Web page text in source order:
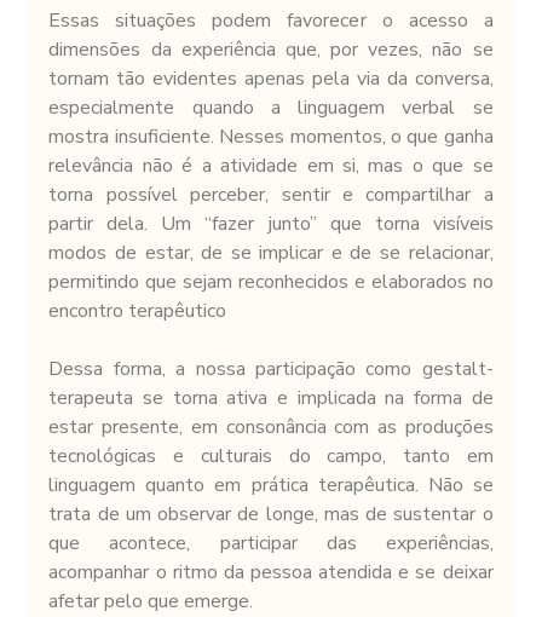
Essas situações podem favorecer o acesso a
dimensões da experiência que, por vezes, não se
tornam tão evidentes apenas pela via da conversa,
especialmente quando a linguagem verbal se
mostra insuficiente. Nesses momentos, o que ganha
relevância não é a atividade em si, mas o que se
torna possível perceber, sentir e compartilhar a
partir dela. Um “fazer junto” que torna visíveis
modos de estar, de se implicar e de se relacionar,
permitindo que sejam reconhecidos e elaborados no
encontro terapêutico
Dessa forma, a nossa participação como gestalt-
terapeuta se torna ativa e implicada na forma de
estar presente, em consonância com as produções
tecnológicas e culturais do campo, tanto em
linguagem quanto em prática terapêutica. Não se
trata de um observar de longe, mas de sustentar o
que acontece, participar das experiências,
acompanhar o ritmo da pessoa atendida e se deixar
afetar pelo que emerge.